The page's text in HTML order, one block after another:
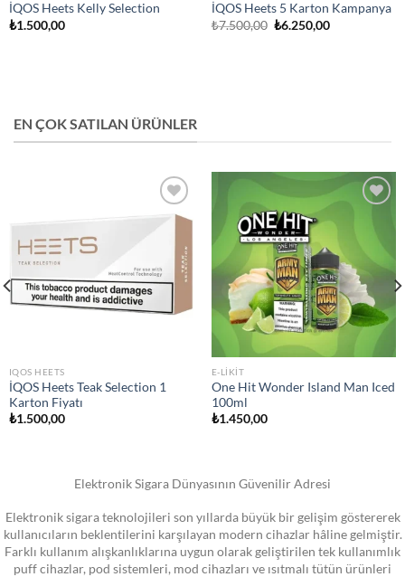
İQOS Heets Kelly Selection
₺1.500,00
İQOS Heets 5 Karton Kampanya
₺7.500,00 Orijinal
₺6.250,00Şu
EN ÇOK SATILAN ÜRÜNLER
Add to
IQOS HEETS
İQOS Heets Teak Selection 1
Karton Fiyatı
₺1.500,00
wishlist
E-LIKIT
One Hit Wonder Island Man Iced
100ml
₺1.450,00
Elektronik Sigara Dünyasının Güvenilir Adresi
Elektronik sigara teknolojileri son yıllarda büyük bir gelişim göstererek
kullanıcıların beklentilerini karşılayan modern cihazlar hâline gelmiştir.
Farklı kullanım alışkanlıklarına uygun olarak geliştirilen tek kullanımlık
puff cihazlar, pod sistemleri, mod cihazları ve ısıtmalı tütün ürünleri